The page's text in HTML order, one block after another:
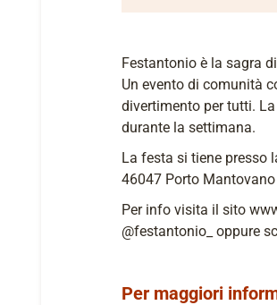
Festantonio è la sagra
Un evento di comunità
divertimento per tutti.
durante la settimana.
La festa si tiene presso
46047 Porto
Per info visita il sito
@festantonio_ oppure
Per maggiori